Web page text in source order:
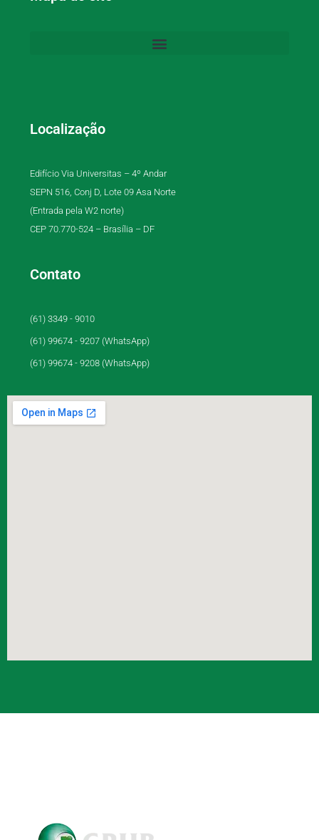
Localização
Edifício Via Universitas – 4º Andar
SEPN 516, Conj D, Lote 09 Asa Norte
(Entrada pela W2 norte)
CEP 70.770-524 – Brasília – DF
Contato
(61) 3349 - 9010
(61) 99674 - 9207 (WhatsApp)
(61) 99674 - 9208 (WhatsApp)